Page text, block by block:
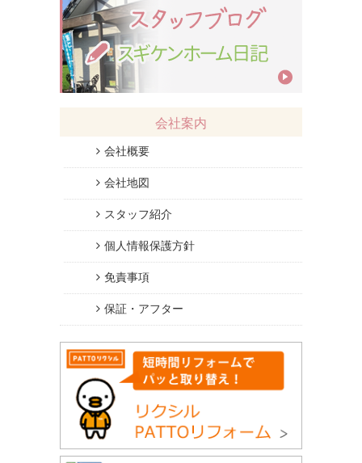
会社案内
会社概要
会社地図
スタッフ紹介
個人情報保護方針
免責事項
保証・アフター